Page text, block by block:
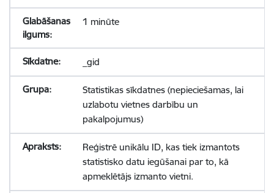
1 minūte
_gid
Statistikas sīkdatnes (nepieciešamas, lai
uzlabotu vietnes darbību un
pakalpojumus)
Reģistrē unikālu ID, kas tiek izmantots
statistisko datu iegūšanai par to, kā
apmeklētājs izmanto vietni.